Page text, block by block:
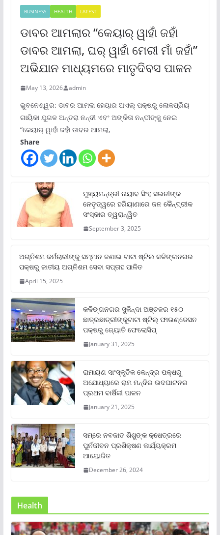
BUSINESS HEALTH LATEST
ଡାବର ଆମଲାର “କେୟାର୍ ୱାହାଁ ଜହାଁ
ଡାବର ଆମଲା, ଘର୍ ୱାହାଁ ମେରୀ ମାଁ ଜହାଁ”
ଅଭିଯାନ ମାଧ୍ୟମରେ ମାତୃଦିବସ ପାଳନ
May 13, 2026 admin
ଭୁବନେଶ୍ୱର: ଡାବର ଆମଲା ହେୟାର ଅଏଲ୍ ପକ୍ଷରୁ ଲୋକପ୍ରିୟ
ଗାୟିକା ଯୁଗଳ ଅନ୍ତରା ନନ୍ଦୀ ଏବଂ ଅଙ୍କିତା ନନ୍ଦୀଙ୍କୁ ନେଇ
“କେୟାର୍ ୱାହାଁ ଜହାଁ ଡାବର ଆମଲା,
Share
ମୁଖ୍ୟମନ୍ତ୍ରୀ ନାୟାବ ସିଂହ ସଇନୀଙ୍କ
ନେତୃତ୍ୱରେ ହରିୟାଣାରେ ଜନ କୈନ୍ଦ୍ରୀକ
ସଂସ୍କାର ତ୍ୱରାନ୍ୱିତ
September 3, 2025
ଅଗ୍ନିଶମ କର୍ମଚାରୀଙ୍କୁ ସମ୍ମାନ ଜଣାଇ ଟାଟା ଷ୍ଟିଲ କଳିଙ୍ଗନଗର
ପକ୍ଷରୁ ଜାତୀୟ ଅଗ୍ନିଶମ ସେବା ସପ୍ତାହ ପାଳିତ
April 15, 2025
କଳିଙ୍ଗନଗର ସୁକିନ୍ଦା ଅଞ୍ଚଳର ୧୫୦
ଛାତ୍ରଛାତ୍ରୀଙ୍କୁଟାଟା ଷ୍ଟିଲ୍ ଫାଉଣ୍ଡେସନ
ପକ୍ଷରୁ ଜ୍ୟୋତି ଫେଲୋସିପ୍‌
January 31, 2025
ରାମାୟଣ ସାଂସ୍କୃତିକ କେନ୍ଦ୍ର ପକ୍ଷରୁ
ଅଯୋଧ୍ୟାରେ ରାମ ମନ୍ଦିର ଉଦଘାଟନର
ପ୍ରଥମ ବାର୍ଷିକୀ ପାଳନ
January 21, 2025
ସମ୍‌ରେ ନବଜାତ ଶିଶୁଙ୍କ କ୍ଷେତ୍ରରେ
ପୁର୍ନଜୀବନ ପ୍ରଶିକ୍ଷଣ କାର୍ଯ୍ୟକ୍ରମ
ଆୟୋଜିତ
December 26, 2024
Health